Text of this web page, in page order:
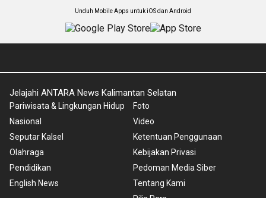
Unduh Mobile Apps untuk iOS dan Android
Jelajahi ANTARA News Kalimantan Selatan
Pariwisata & Lingkungan Hidup
Nasional
Seputar Kalsel
Olahraga
Pendidikan
English News
Foto
Video
Ketentuan Penggunaan
Kebijakan Privasi
Pedoman Media Siber
Tentang Kami